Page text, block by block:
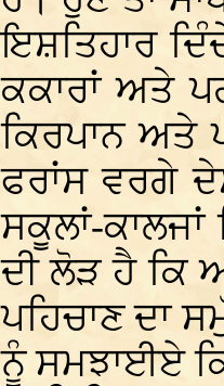
ਇਸ਼ਤਿਹਾਰ
ਕਕਾਰਾਂ ਅਤੇ
ਕਿਰਪਾਨ ਅਤੇ
ਫਰਾਂਸ ਵਰਗੇ
ਸਕੂਲਾਂ-
ਦੀ ਲੋੜ ਹੈ ਕਿ
ਪਹਿਚਾਣ ਦਾ
ਨੂੰ ਸਮਝਾਈਏ